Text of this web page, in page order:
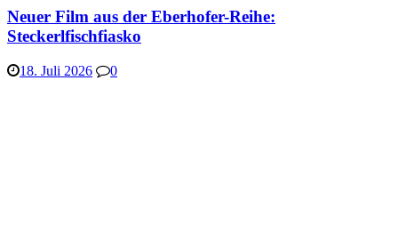
Neuer Film aus der Eberhofer-Reihe:
Steckerlfischfiasko
18. Juli 2026 0